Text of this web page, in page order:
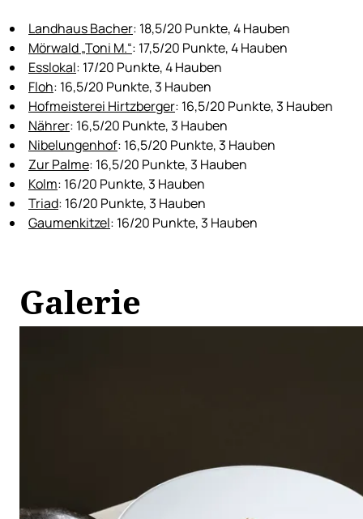
Landhaus Bacher: 18,5/20 Punkte, 4 Hauben
Mörwald „Toni M.“: 17,5/20 Punkte, 4 Hauben
Esslokal: 17/20 Punkte, 4 Hauben
Floh: 16,5/20 Punkte, 3 Hauben
Hofmeisterei Hirtzberger: 16,5/20 Punkte, 3 Hauben
Nährer: 16,5/20 Punkte, 3 Hauben
Nibelungenhof: 16,5/20 Punkte, 3 Hauben
Zur Palme: 16,5/20 Punkte, 3 Hauben
Kolm: 16/20 Punkte, 3 Hauben
Triad: 16/20 Punkte, 3 Hauben
Gaumenkitzel: 16/20 Punkte, 3 Hauben
Galerie